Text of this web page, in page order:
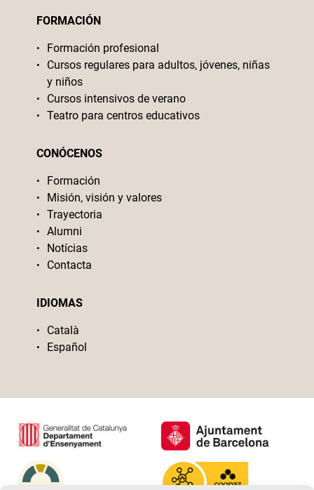
FORMACIÓN
Formación profesional
Cursos regulares para adultos, jóvenes, niñas
y niños
Cursos intensivos de verano
Teatro para centros educativos
CONÓCENOS
Formación
Misión, visión y valores
Trayectoria
Alumni
Notícias
Contacta
IDIOMAS
Català
Español